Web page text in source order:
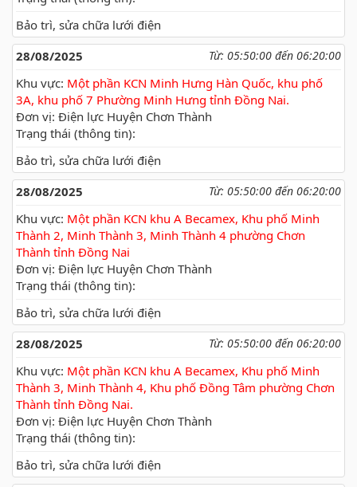
Bảo trì, sửa chữa lưới điện
28/08/2025
Từ: 05:50:00 đến 06:20:00
Khu vực: Một phần KCN Minh Hưng Hàn Quốc, khu phố
3A, khu phố 7 Phường Minh Hưng tỉnh Đồng Nai.
Đơn vị: Điện lực Huyện Chơn Thành
Trạng thái (thông tin):
Bảo trì, sửa chữa lưới điện
28/08/2025
Từ: 05:50:00 đến 06:20:00
Khu vực: Một phần KCN khu A Becamex, Khu phố Minh
Thành 2, Minh Thành 3, Minh Thành 4 phường Chơn
Thành tỉnh Đồng Nai
Đơn vị: Điện lực Huyện Chơn Thành
Trạng thái (thông tin):
Bảo trì, sửa chữa lưới điện
28/08/2025
Từ: 05:50:00 đến 06:20:00
Khu vực: Một phần KCN khu A Becamex, Khu phố Minh
Thành 3, Minh Thành 4, Khu phố Đồng Tâm phường Chơn
Thành tỉnh Đồng Nai.
Đơn vị: Điện lực Huyện Chơn Thành
Trạng thái (thông tin):
Bảo trì, sửa chữa lưới điện